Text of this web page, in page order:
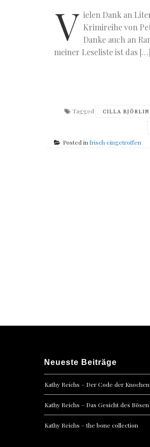
V ielen Dank an
Krimireihe von
Danke auch an
meiner Leseliste ist das […]
Tagged CILLA
Posted infrisch eingetroffen
Neueste Beiträge
Kathy Reichs – Der Code der Knochen
Kathy Reichs – Das Gesicht des Bösen
Kathy Reichs – the bone collection